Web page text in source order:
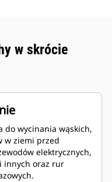
w skrócie
do wycinania wąskich,
w ziemi przed
elektrycznych,
innych oraz rur